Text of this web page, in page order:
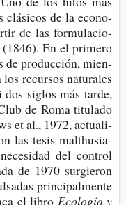
clá­si­cos de la eco­no­
de las for­mu­la­cio­
En el pri­me­ro
de pro­duc­ción, mien­
recur­sos natu­ra­les
siglos más tarde,
de Roma titulado
et al., 1972, actua­li­
las tesis mal­t­hu­sia­
del con­trol
de 1970 sur­gie­ron
prin­ci­pal­men­te
el libro Eco­lo­gía y